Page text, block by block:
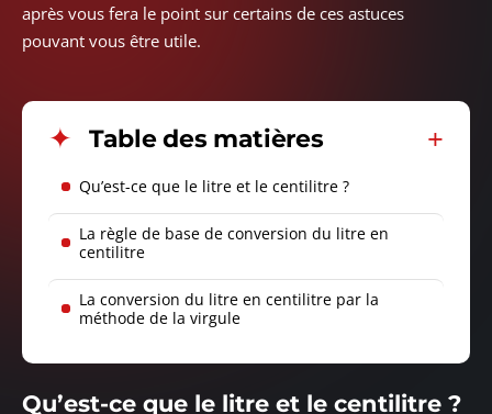
après vous fera le point sur certains de ces astuces
pouvant vous être utile.
Table des matières
Qu’est-ce que le litre et le centilitre ?
La règle de base de conversion du litre en
centilitre
La conversion du litre en centilitre par la
méthode de la virgule
Qu’est-ce que le litre et le centilitre ?